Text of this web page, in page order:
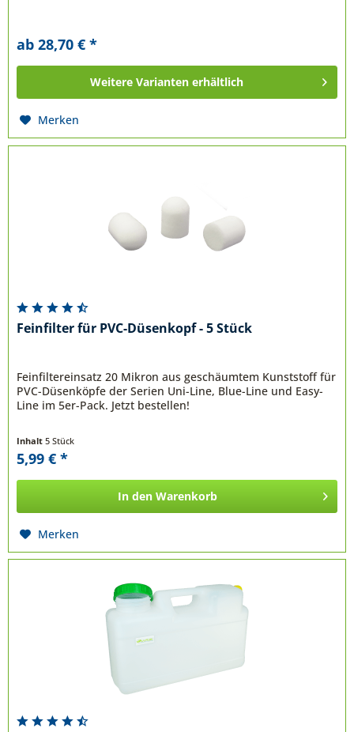
ab 28,70 € *
Weitere Varianten erhältlich
Merken
Feinfilter für PVC-Düsenkopf - 5 Stück
Feinfiltereinsatz 20 Mikron aus geschäumtem Kunststoff für
PVC-Düsenköpfe der Serien Uni-Line, Blue-Line und Easy-
Line im 5er-Pack. Jetzt bestellen!
Inhalt5 Stück
5,99 € *
In den Warenkorb
Merken